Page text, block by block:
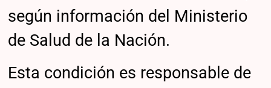
según información del Ministerio
de Salud de la Nación.
Esta condición es responsable de